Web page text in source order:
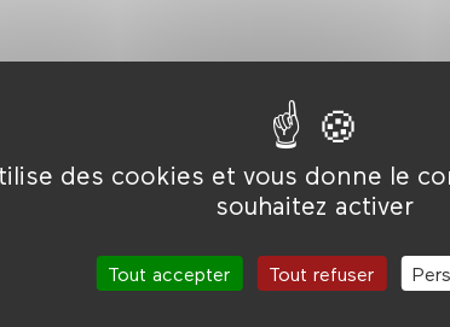
des cookies et vous donne le
souhaitez activer
Tout accepter Tout refuser
2018-2019